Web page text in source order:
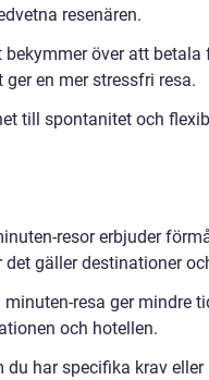
resenären.
över att betala
en mer stressfri resa.
till spontanitet och
resor erbjuder
gäller destinationer
resa ger mindre
och hotellen.
har specifika krav eller